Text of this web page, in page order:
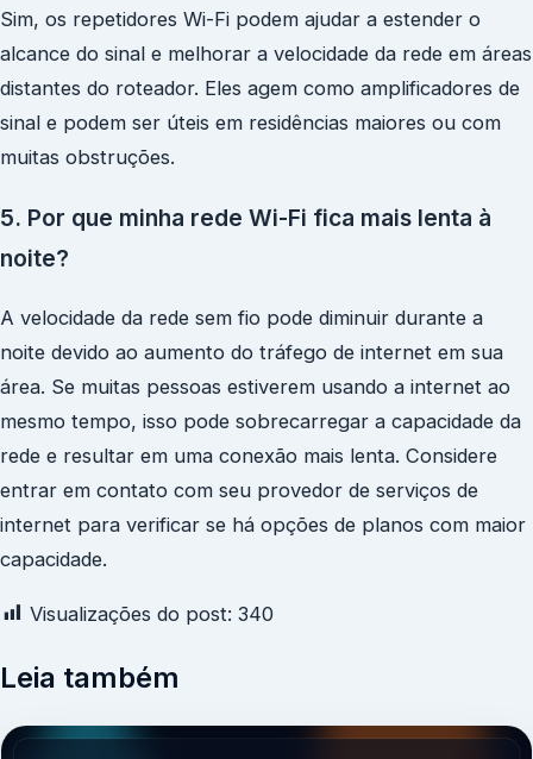
Sim, os repetidores Wi-Fi podem ajudar a estender o
alcance do sinal e melhorar a velocidade da rede em áreas
distantes do roteador. Eles agem como amplificadores de
sinal e podem ser úteis em residências maiores ou com
muitas obstruções.
5. Por que minha rede Wi-Fi fica mais lenta à
noite?
A velocidade da rede sem fio pode diminuir durante a
noite devido ao aumento do tráfego de internet em sua
área. Se muitas pessoas estiverem usando a internet ao
mesmo tempo, isso pode sobrecarregar a capacidade da
rede e resultar em uma conexão mais lenta. Considere
entrar em contato com seu provedor de serviços de
internet para verificar se há opções de planos com maior
capacidade.
Visualizações do post: 340
Leia também